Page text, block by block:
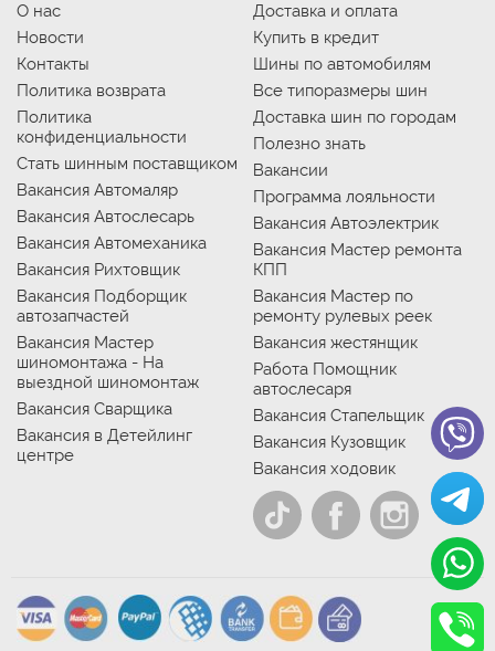
О нас
Новости
Контакты
Политика возврата
Политика
конфиденциальности
Стать шинным поставщиком
Вакансия Автомаляр
Вакансия Автослесарь
Вакансия Автомеханика
Вакансия Рихтовщик
Вакансия Подборщик
автозапчастей
Вакансия Мастер
шиномонтажа - На
выездной шиномонтаж
Вакансия Сварщика
Вакансия в Детейлинг
центре
Доставка и оплата
Купить в кредит
Шины по автомобилям
Все типоразмеры шин
Доставка шин по городам
Полезно знать
Вакансии
Программа лояльности
Вакансия Автоэлектрик
Вакансия Мастер ремонта
КПП
Вакансия Мастер по
ремонту рулевых реек
Вакансия жестянщик
Работа Помощник
автослесаря
Вакансия Стапельщик
Вакансия Кузовщик
Вакансия ходовик